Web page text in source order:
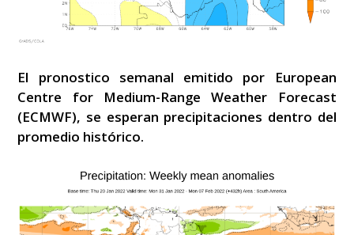
El pronostico semanal emitido por European
Centre for Medium-Range Weather Forecast
(ECMWF), se esperan precipitaciones dentro del
promedio histórico.